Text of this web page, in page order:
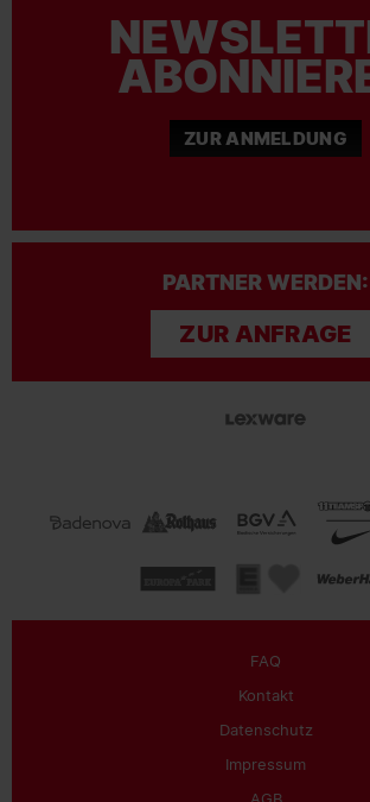
ZUR ANMELDUNG
PARTNER WERDEN:
ZUR ANFRAGE
FAQ
Kontakt
Datenschutz
Impressum
AGB